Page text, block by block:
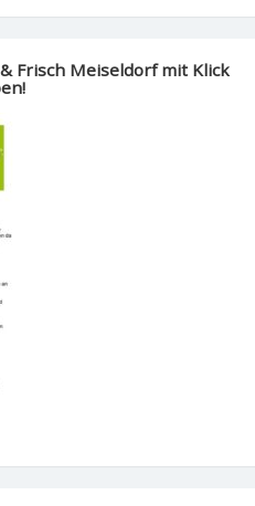
Frisch Meiseldorf mit Klick